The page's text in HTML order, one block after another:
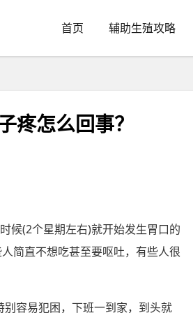
首页 辅助生殖攻略
疼怎么回事？
候(2个星期左右)就开始发生胃口的
简直不想吃甚至要呕吐，有些人很
别容易犯困，下班一到家，到头就